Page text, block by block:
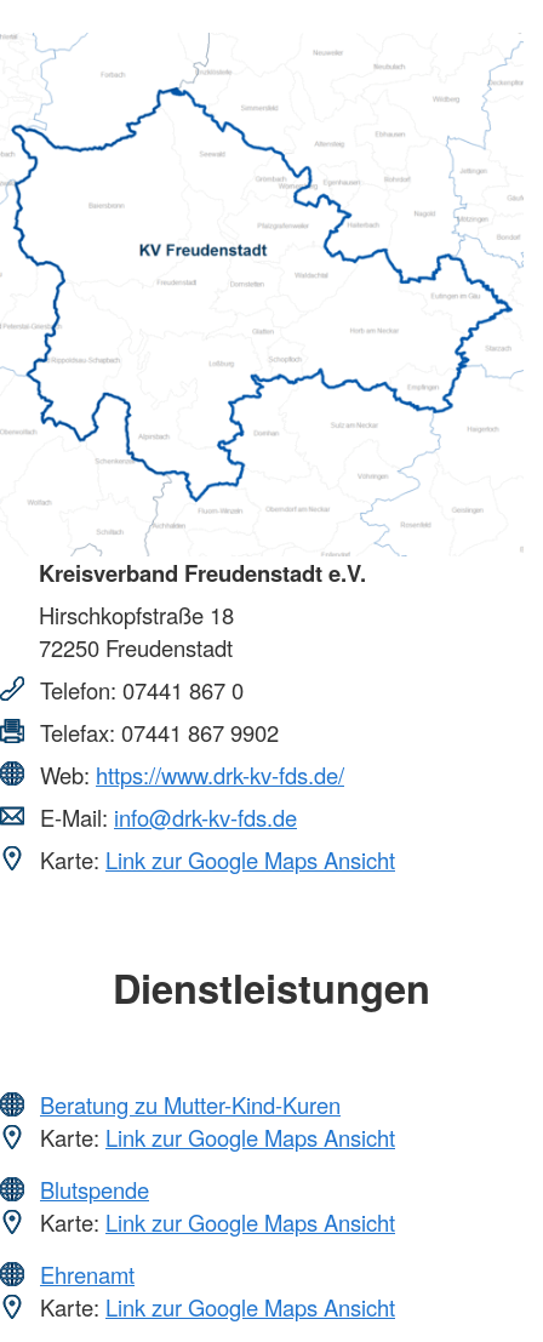
Kreisverband Freudenstadt e.V.
Hirschkopfstraße 18
72250 Freudenstadt
Telefon: 07441 867 0
Telefax: 07441 867 9902
Web: https://www.drk-kv-fds.de/
E-Mail: info@drk-kv-fds.de
Karte: Link zur Google Maps Ansicht
Dienstleistungen
Beratung zu Mutter-Kind-Kuren
Karte: Link zur Google Maps Ansicht
Blutspende
Karte: Link zur Google Maps Ansicht
Ehrenamt
Karte: Link zur Google Maps Ansicht